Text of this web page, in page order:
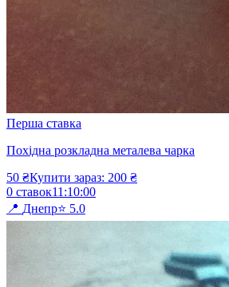
Перша ставка
Похідна розкладна металева чарка
50 ₴Купити зараз: 200 ₴
0 ставок11 :10:00
📍 Днепр⭐ 5.0